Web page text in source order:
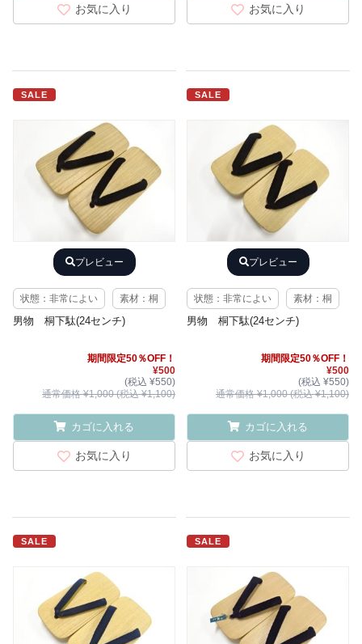
お気に入り お気に入り
SALE
プレビュー
状態：非常によい 素材：桐
男物 桐下駄(24センチ)
期間限定50％OFF！
¥500
(税込 ¥550)
通常価格 ¥1,000 (税込 ¥1,100)
カゴに入れる
お気に入り
SALE
プレビュー
状態：非常によい 素材：桐
男物 桐下駄(24センチ)
期間限定50％OFF！
¥500
(税込 ¥550)
通常価格 ¥1,000 (税込 ¥1,100)
カゴに入れる
お気に入り
SALE SALE